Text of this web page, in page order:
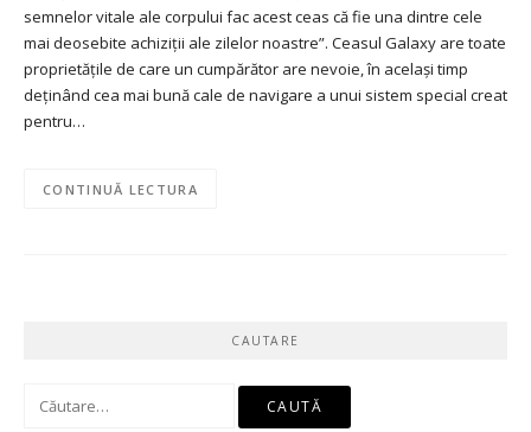
semnelor vitale ale corpului fac acest ceas că fie una dintre cele
mai deosebite achiziții ale zilelor noastre”. Ceasul Galaxy are toate
proprietățile de care un cumpărător are nevoie, în același timp
deținând cea mai bună cale de navigare a unui sistem special creat
pentru…
CONTINUĂ LECTURA
CAUTARE
Caută